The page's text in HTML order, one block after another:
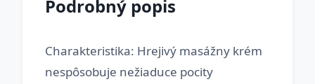
Podrobný popis
Charakteristika: Hrejivý masážny krém
nespôsobuje nežiaduce pocity